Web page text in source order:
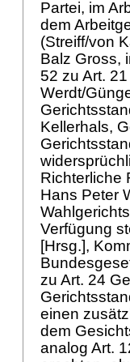
Partei, im
dem
(Streiff/von
Balz Gross,
52 zu Art.
Werdt/
Kellerhals,
Richterliche
Hans Peter
Verfügung
[Hrsg.],
zu Art. 24
einen
dem
analog Art.